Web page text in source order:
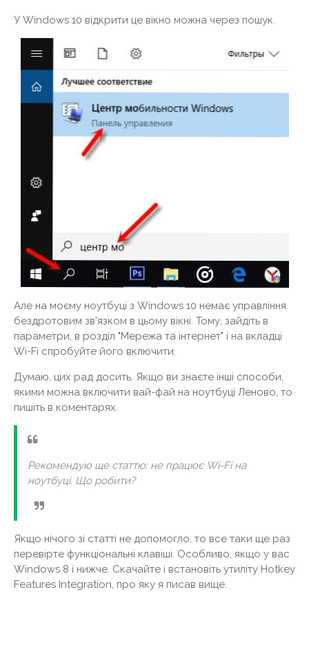
У Windows 10 відкрити це вікно можна через пошук.
Але на моєму ноутбуці з Windows 10 немає управління
бездротовим зв'язком в цьому вікні. Тому, зайдіть в
параметри, в розділ "Мережа та інтернет" і на вкладці
Wi-Fi спробуйте його включити.
Думаю, цих рад досить. Якщо ви знаєте інші способи,
якими можна включити вай-фай на ноутбуці Леново, то
пишіть в коментарях.
Рекомендую ще статтю: не працює Wi-Fi на
ноутбуці. Що робити?
Якщо нічого зі статті не допомогло, то все таки ще раз
перевірте функціональні клавіші. Особливо, якщо у вас
Windows 8 і нижче. Скачайте і встановіть утиліту Hotkey
Features Integration, про яку я писав вище.